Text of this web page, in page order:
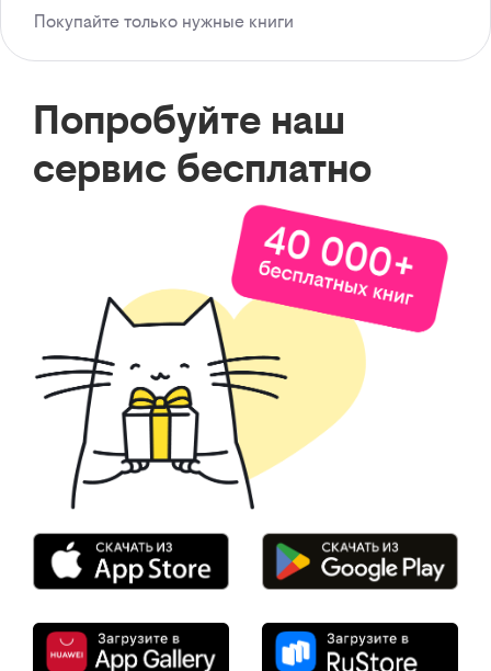
Покупайте только нужные книги
Попробуйте наш
сервис бесплатно